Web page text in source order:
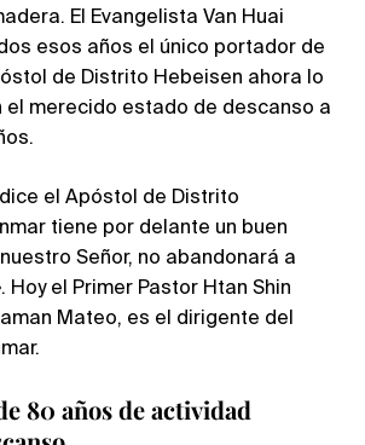
El Evangelista Van Huai
esos años el único portador de
de Distrito Hebeisen ahora lo
el merecido estado de descanso a
el Apóstol de Distrito
tiene por delante un buen
Señor, no abandonará a
Hoy el Primer Pastor Htan Shin
Mateo, es el dirigente del
80 años de actividad